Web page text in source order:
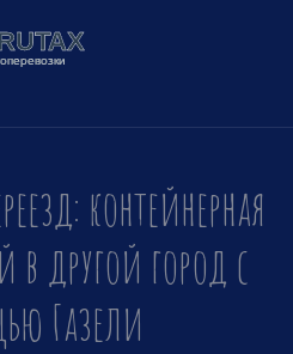
контейнерная
в другой город с
Газели